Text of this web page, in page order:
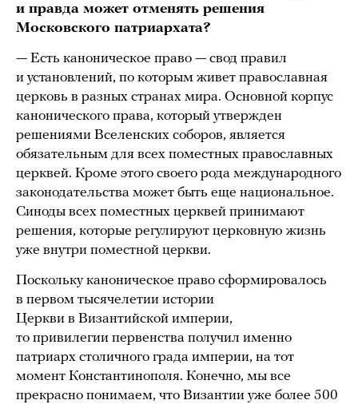
и правда может отменять решения
Московского патриархата?
— Есть каноническое право — свод правил
и установлений, по которым живет православная
церковь в разных странах мира. Основной корпус
канонического права, который утвержден
решениями Вселенских соборов, является
обязательным для всех поместных православных
церквей. Кроме этого своего рода международного
законодательства может быть еще национальное.
Синоды всех поместных церквей принимают
решения, которые регулируют церковную жизнь
уже внутри поместной церкви.
Поскольку каноническое право сформировалось
в первом тысячелетии истории
Церкви в Византийской империи,
то привилегии первенства получил именно
патриарх столичного града империи, на тот
момент Константинополя. Конечно, мы все
прекрасно понимаем, что Византии уже более 500